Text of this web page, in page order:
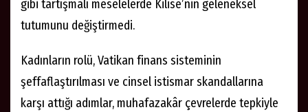
gibi tartışmalı meselelerde Kilise’nin geleneksel
tutumunu değiştirmedi.
Kadınların rolü, Vatikan finans sisteminin
şeffaflaştırılması ve cinsel istismar skandallarına
karşı attığı adımlar, muhafazakâr çevrelerde tepkiyle